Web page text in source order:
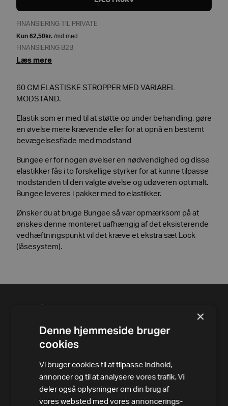
FINANSIERING TIL PRIVATE
FINANSIERING B2B
Læs mere
60 CM ELASTISKE STROPPER MED VARIABEL
MODSTAND.
Elastik som er med til at støtte op under behandling, gøre
en øvelse mere krævende eller for at opnå en bestemt
bevægelsesflade med modstand
Bungee er for nogen øvelser en nødvendighed og disse
elastikker fås i to forskellige styrker for at kunne tilpasse
modstanden til den valgte øvelse og udøveren optimalt.
Bungee leveres i pakker med to elastikker.
Ønsker du at bruge Bungee så vær opmærksom på at
ønskes denne monteret uafhængig af det eksisterende
vedhæftningspunkt vil det kræve et ekstra sæt Lock
(låsesystem).
×
Denne hjemmeside bruger
cookies
Vi bruger cookies til at tilpasse indhold,
annoncer og til at analysere vores trafik. Vi
deler også oplysninger om din brug af
vores websted med vores annoncerings-